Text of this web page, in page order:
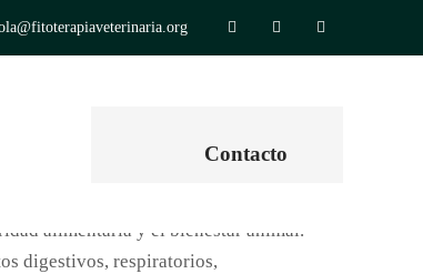
Contacto
alimentaria y el bienestar animal.
digestivos, respiratorios,